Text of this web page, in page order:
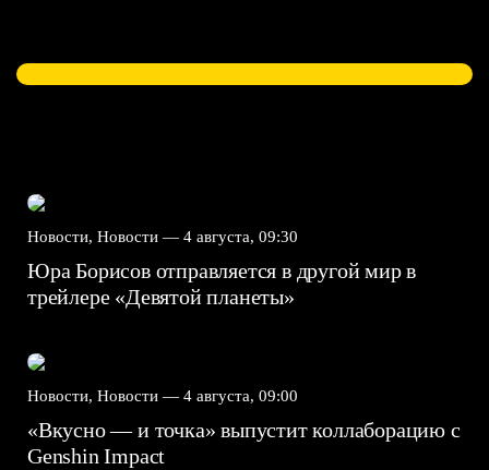
Новости, Новости — 4 августа, 09:30
Юра Борисов отправляется в другой мир в
трейлере «Девятой планеты»
Новости, Новости — 4 августа, 09:00
«Вкусно — и точка» выпустит коллаборацию с
Genshin Impact⁠⁠